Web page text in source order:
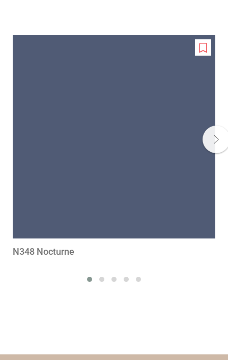
Add
N348 Nocturne